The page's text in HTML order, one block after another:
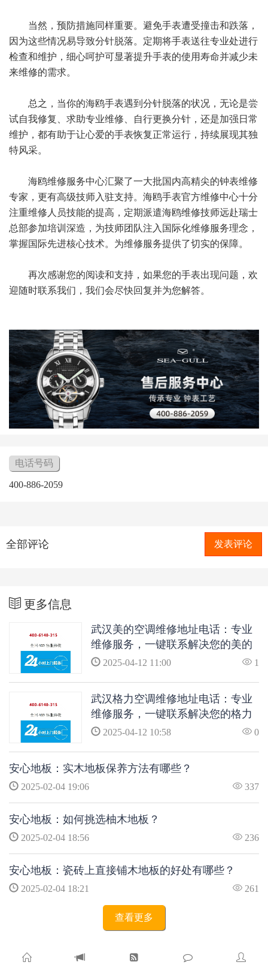
当然，预防措施同样重要。避免手表遭受撞击和跌落，
因为这些情况易导致分针脱落。定期将手表送往专业处进行
检查和维护，细心呵护可显著提升手表的使用寿命并减少未
来维修的需求。
总之，当你的海鸥手表遇到分针脱落的状况，无论是尝
试自我修复、求助专业维修、自行更换分针，还是加强日常
维护，都有助于让心爱的手表恢复正常运行，持续展现其独
特风采。
海鸥维修服务中心汇聚了一大批国内高精尖的钟表维修
专家，更有高级技师入驻支持。海鸥手表官方维修中心十分
注重维修人员技能的提高，定期派遣海鸥维修技师远赴瑞士
总部参加培训深造，为技师团队注入国际化维修服务理念，
掌握国际先进核心技术。为维修服务提供了切实的保障。
再次感谢您的阅读和支持，如果您的手表出现问题，欢
迎随时联系我们，我们会尽快回复并为您解答。
电话号码
400-886-2059
全部评论 发表评论
更多信息
武汉美的空调维修地址电话：专业
维修服务，一键联系解决您的美的
空调问题
2025-04-12 11:00 1
武汉格力空调维修地址电话：专业
维修服务，一键联系解决您的格力
空调问题
2025-04-12 10:58 0
安心地板：实木地板保养方法有哪些？
2025-02-04 19:06 337
安心地板：如何挑选柚木地板？
2025-02-04 18:56 236
安心地板：瓷砖上直接铺木地板的好处有哪些？
2025-02-04 18:21 261
查看更多